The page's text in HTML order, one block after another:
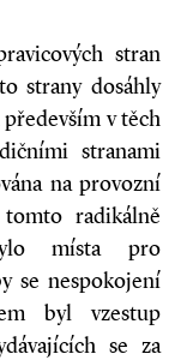
stran
strany dosáhly
v těch
stranami
na provozní
radikálně
místa pro
se nespokojení
byl vzestup
se za